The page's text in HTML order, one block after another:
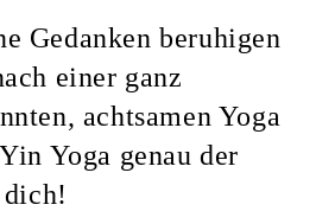
Gedanken beruhigen
einer ganz
achtsamen Yoga
Yoga genau der